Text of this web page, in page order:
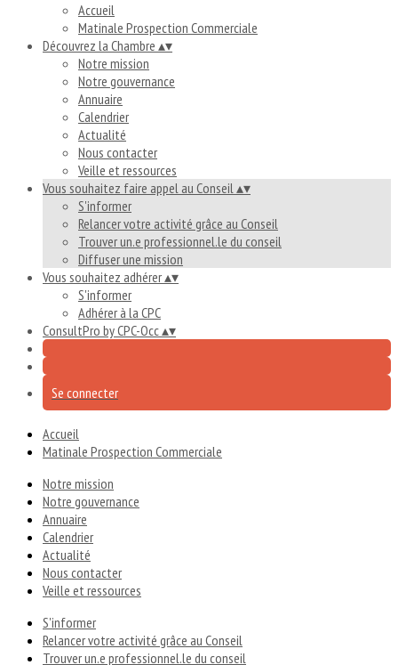
Accueil
Matinale Prospection Commerciale
Découvrez la Chambre ▴▾
Notre mission
Notre gouvernance
Annuaire
Calendrier
Actualité
Nous contacter
Veille et ressources
Vous souhaitez faire appel au Conseil▴▾
S'informer
Relancer votre activité grâce au Conseil
Trouver un.e professionnel.le du conseil
Diffuser une mission
Vous souhaitez adhérer▴▾
S'informer
Adhérer à la CPC
ConsultPro by CPC-Occ▴▾
Se connecter
Accueil
Matinale Prospection Commerciale
Notre mission
Notre gouvernance
Annuaire
Calendrier
Actualité
Nous contacter
Veille et ressources
S'informer
Relancer votre activité grâce au Conseil
Trouver un.e professionnel.le du conseil